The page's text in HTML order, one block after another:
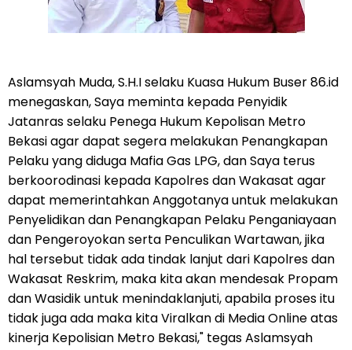
Aslamsyah Muda, S.H.I selaku Kuasa Hukum Buser 86.id
menegaskan, Saya meminta kepada Penyidik
Jatanras selaku Penega Hukum Kepolisan Metro
Bekasi agar dapat segera melakukan Penangkapan
Pelaku yang diduga Mafia Gas LPG, dan Saya terus
berkoorodinasi kepada Kapolres dan Wakasat agar
dapat memerintahkan Anggotanya untuk melakukan
Penyelidikan dan Penangkapan Pelaku Penganiayaan
dan Pengeroyokan serta Penculikan Wartawan, jika
hal tersebut tidak ada tindak lanjut dari Kapolres dan
Wakasat Reskrim, maka kita akan mendesak Propam
dan Wasidik untuk menindaklanjuti, apabila proses itu
tidak juga ada maka kita Viralkan di Media Online atas
kinerja Kepolisian Metro Bekasi," tegas Aslamsyah